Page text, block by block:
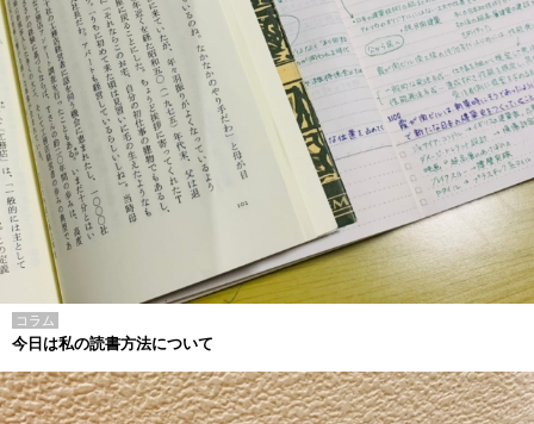
コラム
今日は私の読書方法について